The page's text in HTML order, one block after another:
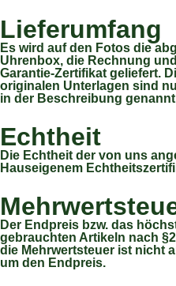
Lieferumfang
Es wird auf den Fotos die
Uhrenbox, die Rechnung
Garantie-Zertifikat geliefert.
originalen Unterlagen sind
in der Beschreibung
Echtheit
Die Echtheit der von uns
Hauseigenem
Der Endpreis bzw. das
gebrauchten Artikeln nach
die Mehrwertsteuer ist nicht
um den Endpreis.